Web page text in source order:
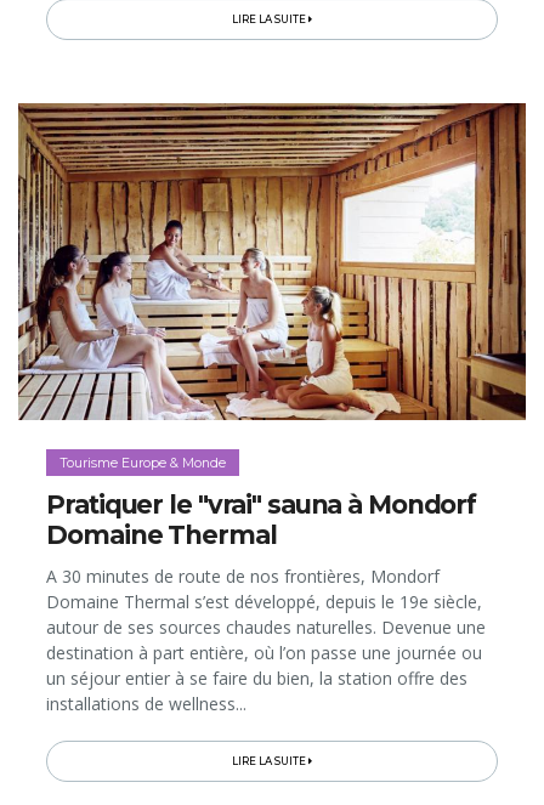
grandes villes…
LIRE LA SUITE
Tourisme Europe & Monde
Pratiquer le "vrai" sauna à Mondorf
Domaine Thermal
A 30 minutes de route de nos frontières, Mondorf
Domaine Thermal s’est développé, depuis le 19e siècle,
autour de ses sources chaudes naturelles. Devenue une
destination à part entière, où l’on passe une journée ou
un séjour entier à se faire du bien, la station offre des
installations de wellness...
LIRE LA SUITE